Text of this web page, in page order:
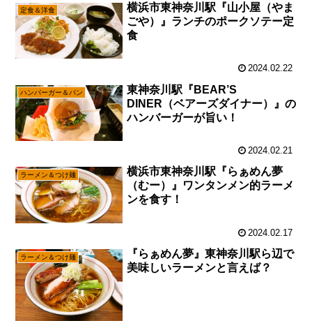
定食＆洋食
横浜市東神奈川駅『山小屋（やま
ごや）』ランチのポークソテー定
食
2024.02.22
ハンバーガー＆パン
東神奈川駅『BEAR’S
DINER（ベアーズダイナー）』の
ハンバーガーが旨い！
2024.02.21
ラーメン＆つけ麺
横浜市東神奈川駅『らぁめん夢
（むー）』ワンタンメン的ラーメ
ンを食す！
2024.02.17
ラーメン＆つけ麺
『らぁめん夢』東神奈川駅ら辺で
美味しいラーメンと言えば？